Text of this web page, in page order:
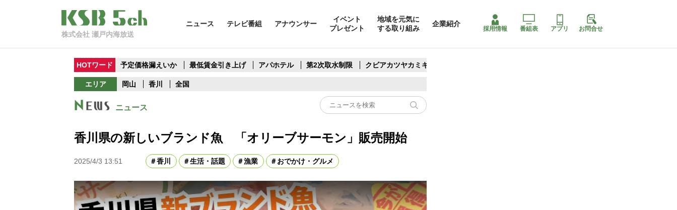
株式会社 瀬戸内海放送
ニュース テレビ番組 アナウンサー
イベント
プレゼント
地域を元気に
する取り組み
企業紹介
採用情報 番組表 アプリ お問合せ
HOTワード 予定価格漏えいか 最低賃金引き上げ アパホテル 第2次取水制限 クビアカツヤカミキリ
エリア 岡山 香川 全国
ニュース
香川県の新しいブランド魚 「オリーブサーモン」販売開始
2025/4/3 13:51 香川 生活・話題 漁業 おでかけ・グルメ